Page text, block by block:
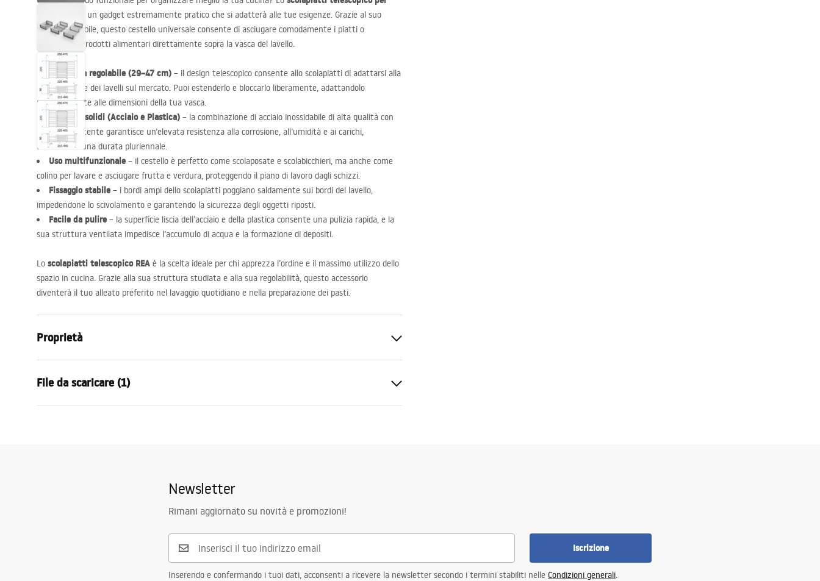
è un gadget estremamente pratico che si adatterà alle tue esigenze. Grazie al suo
design regolabile, questo cestello universale consente di asciugare comodamente i piatti o
sciacquare i prodotti alimentari direttamente sopra la vasca del lavello.
Larghezza regolabile (29–47 cm) – il design telescopico consente allo scolapiatti di adattarsi alla
maggior parte dei lavelli sul mercato. Puoi estenderlo e bloccarlo liberamente, adattandolo
perfettamente alle dimensioni della tua vasca.
Materiali solidi (Acciaio e Plastica) – la combinazione di acciaio inossidabile di alta qualità con
plastica resistente garantisce un’elevata resistenza alla corrosione, all’umidità e ai carichi,
assicurando una durata pluriennale.
Uso multifunzionale – il cestello è perfetto come scolaposate e scolabicchieri, ma anche come
colino per lavare e asciugare frutta e verdura, proteggendo il piano di lavoro dagli schizzi.
Fissaggio stabile – i bordi ampi dello scolapiatti poggiano saldamente sui bordi del lavello,
impedendone lo scivolamento e garantendo la sicurezza degli oggetti riposti.
Facile da pulire – la superficie liscia dell’acciaio e della plastica consente una pulizia rapida, e la
sua struttura ventilata impedisce l’accumulo di acqua e la formazione di depositi.
Lo scolapiatti telescopico REA è la scelta ideale per chi apprezza l’ordine e il massimo utilizzo dello
spazio in cucina. Grazie alla sua struttura studiata e alla sua regolabilità, questo accessorio
diventerà il tuo alleato preferito nel lavaggio quotidiano e nella preparazione dei pasti.
Proprietà
Materiale
Lunghezza (mm)
470mm
24 mesi
File da scaricare (1)
Newsletter
Rimani aggiornato su novità e promozioni!
Iscrizione
Inserendo e confermando i tuoi dati, acconsenti a ricevere la newsletter secondo i termini stabiliti nelle Condizioni generali.